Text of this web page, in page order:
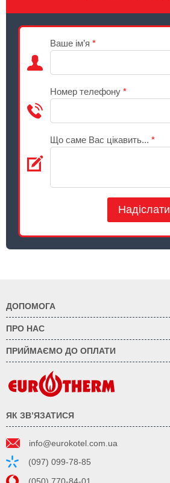
Ваше ім’я *
Номер телефону *
Що саме Вас цікавить... *
Надіслати
ДОПОМОГА
ПРО НАС
ПРИЙМАЄМО ДО ОПЛАТИ
ЯК ЗВ’ЯЗАТИСЯ
info@eurokotel.com.ua
(097) 099-78-85
(050) 770-84-01